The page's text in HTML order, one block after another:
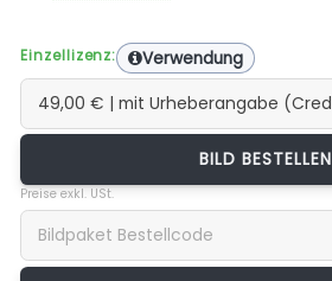
Einzellizenz: Verwendung
BILD BESTELLEN
Preise exkl. USt.